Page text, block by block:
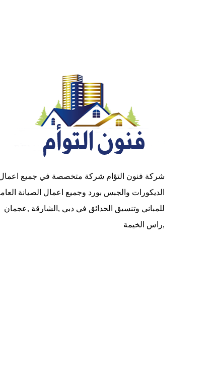
شركة فنون التؤام شركة متخصصة في جميع
الديكورات والجبس بورد وجميع اعمال الصيانة
للمباني وتنسيق الحدائق في دبي ,الشارقة ,عجمان
,راس الخيمة